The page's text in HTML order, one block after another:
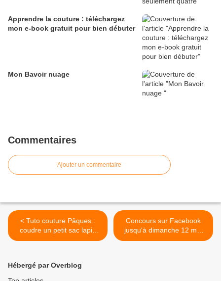
Apprendre la couture : téléchargez
mon e-book gratuit pour bien débuter
Mon Bavoir nuage
Commentaires
Ajouter un commentaire
< Tuto couture Pâques :
coudre un petit sac lapin
pour la chasse aux œufs –
Concours sur Facebook
jusqu'à dimanche 12 mai
2019 >
Hébergé par Overblog